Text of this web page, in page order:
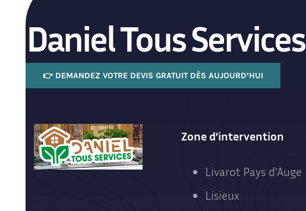
Daniel Tous Services
👉 DEMANDEZ VOTRE DEVIS GRATUIT DÈS AUJOURD’HUI
Zone d’intervention
Livarot Pays d’Auge
Lisieux